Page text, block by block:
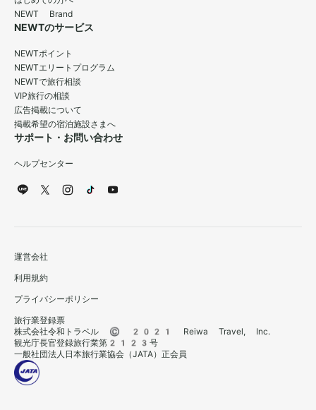
NEWT Brand
NEWTのサービス
NEWTポイント
NEWTエリートプログラム
NEWTで旅行相談
VIP旅行の相談
広告掲載について
掲載希望の宿泊施設さまへ
サポート・お問い合わせ
ヘルプセンター
運営会社
利用規約
プライバシーポリシー
旅行業登録票
株式会社令和トラベル © 2021 Reiwa Travel, Inc.
観光庁長官登録旅行業第2123号
一般社団法人日本旅行業協会（JATA）正会員